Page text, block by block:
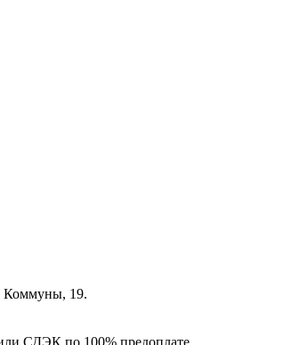
Коммуны, 19.
СДЭК по 100% предоплате.